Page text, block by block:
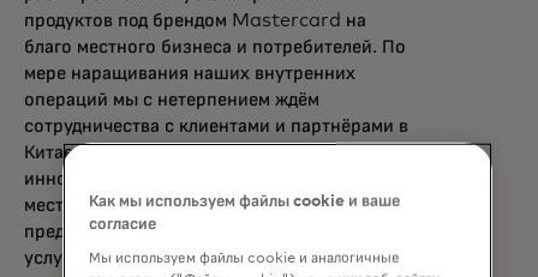
продуктов под брендом Mastercard на
благо местного бизнеса и потребителей. По
мере наращивания наших внутренних
операций мы с нетерпением ждём
сотрудничества с клиентами и партнёрами в
Китае, чтобы использовать технологии и
инновации так, чтобы дать возможности
местному бизнесу и ежедневно
предоставлять людям лучшие платёжные
услуги», — сказал Лин Хай, председатель
Как мы используем файлы cookie и ваше
согласие
Мы используем файлы cookie и аналогичные